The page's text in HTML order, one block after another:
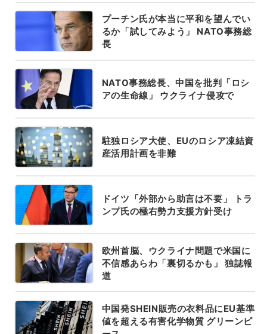
プーチン氏が本当に平和を望んでい
るか「試してみよう」 NATO事務総
長
NATO事務総長、中国を批判「ロシ
アの生命線」 ウクライナ侵攻で
駐独ロシア大使、EUのロシア凍結資
産活用計画を非難
ドイツ「外部から助言は不要」 トラ
ンプ氏の極右勢力支援方針受け
欧州首脳、ウクライナ問題で米国に
不信感あらわ「裏切るかも」 独誌報
道
中国発SHEIN販売の衣料品にEU基準
値を超える有害化学物質 グリーンピ